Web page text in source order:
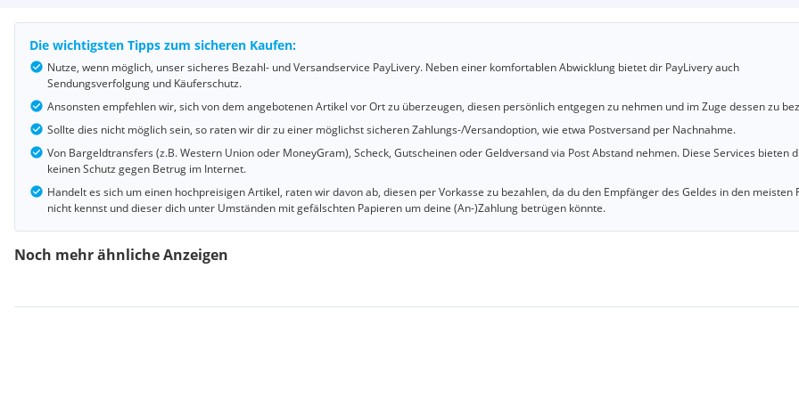
Die wichtigsten Tipps zum sicheren Kaufen:
Nutze, wenn möglich, unser sicheres Bezahl- und Versandservice PayLivery. Neben einer komfortablen Abwicklung bietet dir PayLivery auch
Sendungsverfolgung und Käuferschutz.
Ansonsten empfehlen wir, sich von dem angebotenen Artikel vor Ort zu überzeugen, diesen persönlich entgegen zu nehmen und im Zuge dessen zu
Sollte dies nicht möglich sein, so raten wir dir zu einer möglichst sicheren Zahlungs-/Versandoption, wie etwa Postversand per Nachnahme.
Von Bargeldtransfers (z.B. Western Union oder MoneyGram), Scheck, Gutscheinen oder Geldversand via Post Abstand nehmen. Diese Services bieten
keinen Schutz gegen Betrug im Internet.
Handelt es sich um einen hochpreisigen Artikel, raten wir davon ab, diesen per Vorkasse zu bezahlen, da du den Empfänger des Geldes in den meisten
nicht kennst und dieser dich unter Umständen mit gefälschten Papieren um deine (An-)Zahlung betrügen könnte.
Noch mehr ähnliche Anzeigen